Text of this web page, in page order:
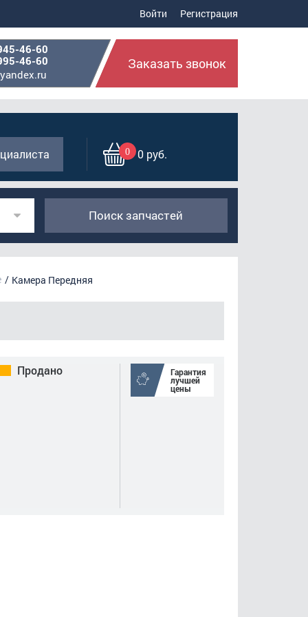
Войти Регистрация
46-60
46-60
Заказать звонок
0 0 руб.
Поиск запчастей
Камера Передняя
Продано Гарантия
лучшей
цены